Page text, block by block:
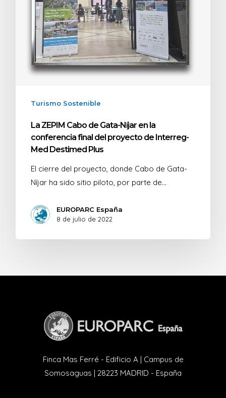
Turismo Sostenible
La ZEPIM Cabo de Gata-Níjar en la
conferencia final del proyecto de Interreg-
Med Destimed Plus
El cierre del proyecto, donde Cabo de Gata-
Níjar ha sido sitio piloto, por parte de…
EUROPARC España
8 de julio de 2022
Finca Mas Ferré - Edificio A | Campus de
Somosaguas | 28223 MADRID - España